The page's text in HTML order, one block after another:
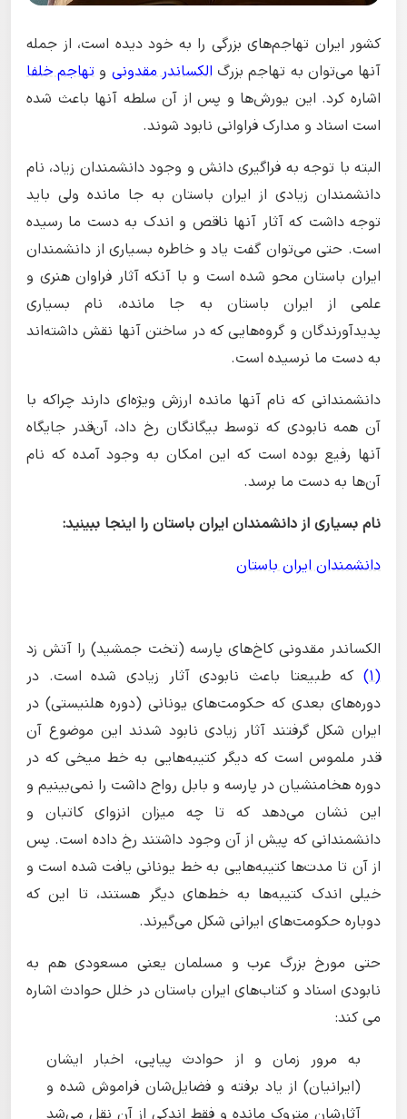
کشور ایران تهاجم‌های بزرگی را به خود دیده است، از جمله
آنها می‌توان به تهاجم بزرگ الکساندر مقدونی و تهاجم خلفا
اشاره کرد. این یورش‌ها و پس از آن سلطه آنها باعث شده
است اسناد و مدارک فراوانی نابود شوند.
البته با توجه به فراگیری دانش و وجود دانشمندان زیاد، نام
دانشمندان زیادی از ایران باستان به جا مانده ولی باید
توجه داشت که آثار آنها ناقص و اندک به دست ما رسیده
است. حتی می‌توان گفت یاد و خاطره بسیاری از دانشمندان
ایران باستان محو شده است و با آنکه آثار فراوان هنری و
علمی از ایران باستان به جا مانده، نام بسیاری
پدیدآورندگان و گروه‌هایی که در ساختن آنها نقش داشته‌اند
به دست ما نرسیده است.
دانشمندانی که نام آنها مانده ارزش ویژه‌‌ای دارند چراکه با
آن همه نابودی که توسط بیگانگان رخ داد، آن‌قدر جایگاه
آنها رفیع بوده است که این امکان به وجود آمده که نام
آن‌ها به دست ما برسد.
نام بسیاری از دانشمندان ایران باستان را اینجا ببینید:
دانشمندان ایران باستان
الکساندر مقدونی کاخ‌های پارسه (تخت جمشید) را آتش زد
(1)
که طبیعتا باعث نابودی آثار زیادی شده است. در
دوره‌های بعدی که حکومت‌های یونانی (دوره هلنیستی) در
ایران شکل گرفتند آثار زیادی نابود شدند این موضوع آن
قدر ملموس است که دیگر کتیبه‌هایی به خط میخی که در
دوره هخامنشیان در پارسه و بابل رواج داشت را نمی‌بینیم و
این نشان می‌دهد که تا چه میزان انزوای کاتبان و
دانشمندانی که پیش از آن وجود داشتند رخ داده است. پس
از آن تا مدت‌ها کتیبه‌‌هایی به خط یونانی یافت شده است و
خیلی اندک کتیبه‌ها به خط‌های دیگر هستند، تا این که
دوباره حکومت‌های ایرانی شکل می‌گیرند.
حتی مورخ بزرگ عرب و مسلمان یعنی مسعودی هم به
نابودی اسناد و کتاب‌های ایران باستان در خلل حوادث اشاره
می کند:
به مرور زمان و از حوادث پياپی، اخبار ايشان
(ايرانيان) از ياد برفته و فضايل‌شان فراموش شده و
آثارشان متروک مانده و فقط اندكی از آن نقل می‌شد